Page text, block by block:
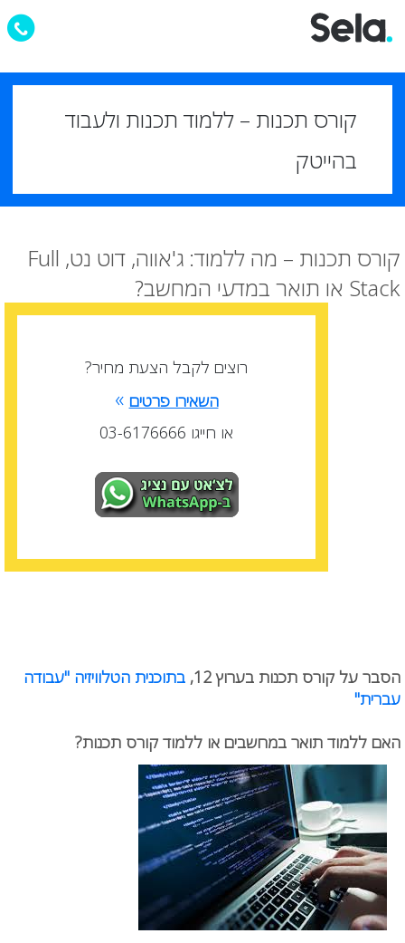
קורס תכנות – ללמוד תכנות ולעבוד
בהייטק
קורס תכנות – מה ללמוד: ג'אווה, דוט נט, Full
Stack או תואר במדעי המחשב?
הסבר על קורס תכנות בערוץ 12,
בתוכנית הטלוויזיה "עבודה
עברית"
האם ללמוד תואר במחשבים או ללמוד קורס תכנות?
רוצים לקבל הצעת מחיר?
השאירו פרטים »
או חייגו 03-6176666